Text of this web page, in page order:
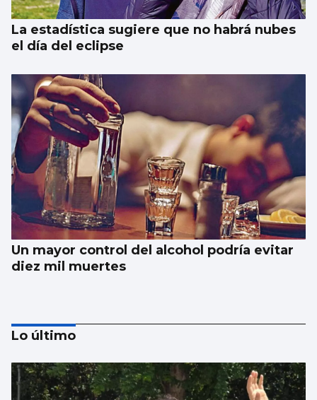
La estadística sugiere que no habrá nubes
el día del eclipse
Un mayor control del alcohol podría evitar
diez mil muertes
Lo último